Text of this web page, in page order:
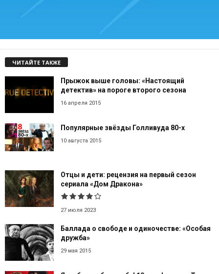
ЧИТАЙТЕ ТАКЖЕ
Прыжок выше головы: «Настоящий
детектив» на пороге второго сезона
16 апреля 2015
Популярные звёзды Голливуда 80-х
10 августа 2015
Отцы и дети: рецензия на первый сезон
сериала «Дом Дракона»
27 июля 2023
Баллада о свободе и одиночестве: «Особая
дружба»
29 мая 2015